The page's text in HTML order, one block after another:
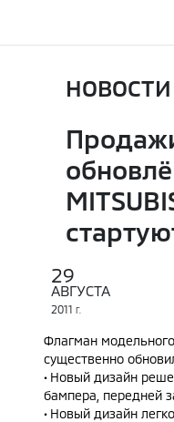
НОВОСТИ
29
АВГУСТА
2011 Г.
Флагман
существенно
• Новый дизайн
бампера, передней
• Новый дизайн